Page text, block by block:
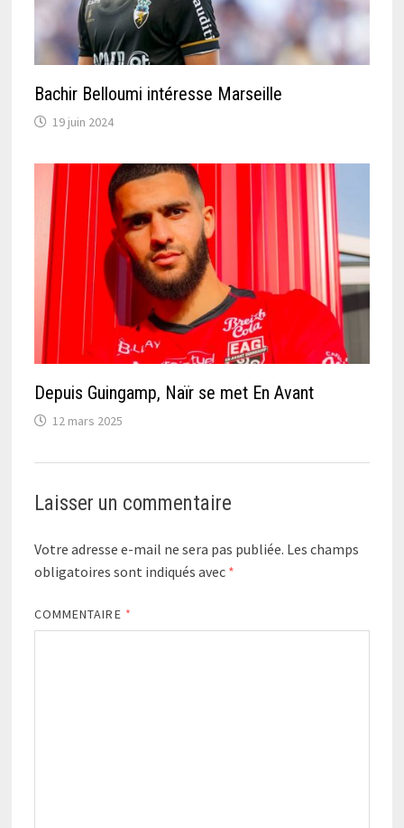
Bachir Belloumi intéresse Marseille
19 juin 2024
Depuis Guingamp, Naïr se met En Avant
12 mars 2025
Laisser un commentaire
Votre adresse e-mail ne sera pas publiée. Les champs
obligatoires sont indiqués avec *
COMMENTAIRE *